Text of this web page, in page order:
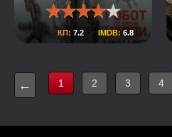
КП: 7.2 IMDB: 6.8
← 1 2 3 4